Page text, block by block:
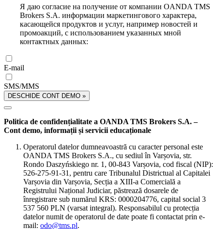
Я даю согласие на получение от компании OANDA TMS
Brokers S.A. информации маркетингового характера,
касающейся продуктов и услуг, например новостей и
промоакций, с использованием указанных мной
контактных данных:
E-mail
SMS/MMS
DESCHIDE CONT DEMO »
Politica de confidențialitate a OANDA TMS Brokers S.A. –
Cont demo, informații și servicii educaționale
Operatorul datelor dumneavoastră cu caracter personal este
OANDA TMS Brokers S.A., cu sediul în Varșovia, str.
Rondo Daszyńskiego nr. 1, 00-843 Varșovia, cod fiscal (NIP):
526-275-91-31, pentru care Tribunalul Districtual al Capitalei
Varșovia din Varșovia, Secția a XIII-a Comercială a
Registrului Național Judiciar, păstrează dosarele de
înregistrare sub numărul KRS: 0000204776, capital social 3
537 560 PLN (varsat integral). Responsabilul cu protecția
datelor numit de operatorul de date poate fi contactat prin e-
mail: odo@tms.pl.